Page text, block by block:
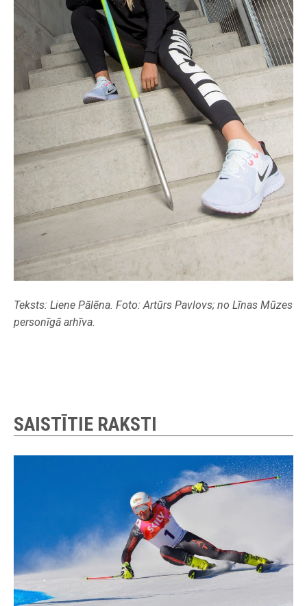
Teksts: Liene Pālēna. Foto: Artūrs Pavlovs; no Līnas Mūzes
personīgā arhīva.
SAISTĪTIE RAKSTI